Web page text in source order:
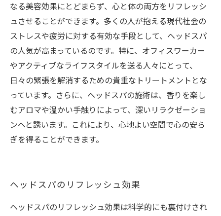
なる美容効果にとどまらず、心と体の両方をリフレッシ
ュさせることができます。多くの人が抱える現代社会の
ストレスや疲労に対する有効な手段として、ヘッドスパ
の人気が高まっているのです。特に、オフィスワーカー
やアクティブなライフスタイルを送る人々にとって、
日々の緊張を解消するための貴重なトリートメントとな
っています。さらに、ヘッドスパの施術は、香りを楽し
むアロマや温かい手触りによって、深いリラクゼーショ
ンへと誘います。これにより、心地よい空間で心の安ら
ぎを得ることができます。
ヘッドスパのリフレッシュ効果
ヘッドスパのリフレッシュ効果は科学的にも裏付けされ